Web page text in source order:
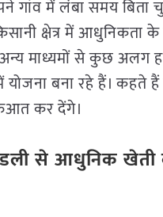
गांव में लंबा समय बिता
क्षेत्र में आधुनिकता
माध्यमों से कुछ अलग
योजना बना रहे हैं। कहते
कर देंगे।
से आधुनिक खेती